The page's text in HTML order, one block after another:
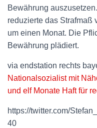
Bewährung
reduzierte das Strafmaß
um einen Monat. Die
Bewährung plädiert.
via endstation rechts
Nationalsozialist mit
und elf Monate Haft für
https://twitter.com/
40